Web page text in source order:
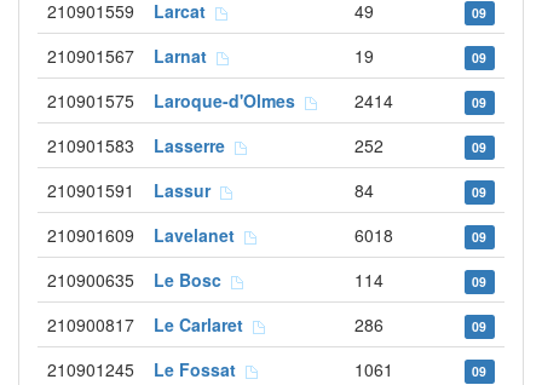
210901559 Larcat 49 09
210901567 Larnat 19 09
210901575 Laroque-d'Olmes 2414 09
210901583 Lasserre 252 09
210901591 Lassur 84 09
210901609 Lavelanet 6018 09
210900635 Le Bosc 114 09
210900817 Le Carlaret 286 09
210901245 Le Fossat 1061 09